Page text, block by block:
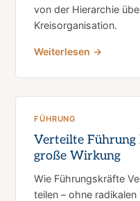
von der Hierarchie
Kreisorganisation.
Weiterlesen →
FÜHRUNG
Verteilte Führung
große Wirkung
Wie Führungskräfte
teilen – ohne